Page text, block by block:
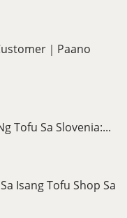
｜Paano
Tofu Sa Slovenia:...
Isang Tofu Shop Sa